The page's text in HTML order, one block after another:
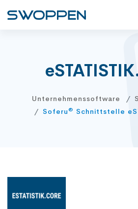
Unternehmenssoftware
Soferu® Schnittstelle